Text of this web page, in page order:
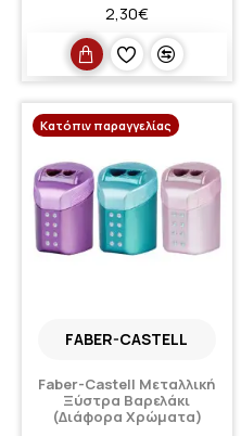
2,30€
Κατόπιν παραγγελίας
FABER-CASTELL
Faber-Castell Μεταλλική
Ξύστρα Βαρελάκι
(Διάφορα Χρώματα)